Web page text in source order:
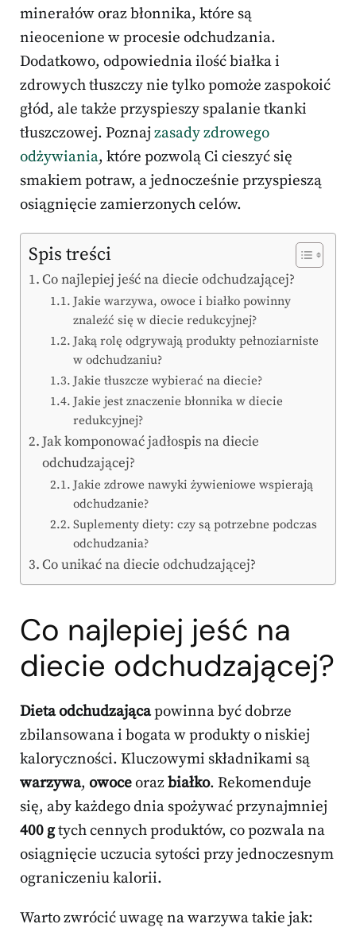
minerałów oraz błonnika, które są
nieocenione w procesie odchudzania.
Dodatkowo, odpowiednia ilość białka i
zdrowych tłuszczy nie tylko pomoże zaspokoić
głód, ale także przyspieszy spalanie tkanki
tłuszczowej. Poznajzasady zdrowego
odżywiania, które pozwolą Ci cieszyć się
smakiem potraw, a jednocześnie przyspieszą
osiągnięcie zamierzonych celów.
Spis treści
Co najlepiej jeść na diecie odchudzającej?
Jakie warzywa, owoce i białko powinny
znaleźć się w diecie redukcyjnej?
Jaką rolę odgrywają produkty pełnoziarniste
w odchudzaniu?
Jakie tłuszcze wybierać na diecie?
Jakie jest znaczenie błonnika w diecie
redukcyjnej?
Jak komponować jadłospis na diecie
odchudzającej?
Jakie zdrowe nawyki żywieniowe wspierają
odchudzanie?
Suplementy diety: czy są potrzebne podczas
odchudzania?
Co unikać na diecie odchudzającej?
Co najlepiej jeść na
diecie odchudzającej?
Dieta odchudzającapowinna być dobrze
zbilansowana i bogata w produkty o niskiej
kaloryczności. Kluczowymi składnikami są
warzywa, owoceorazbiałko. Rekomenduje
się, aby każdego dnia spożywać przynajmniej
400 gtych cennych produktów, co pozwala na
osiągnięcie uczucia sytości przy jednoczesnym
ograniczeniu kalorii.
Warto zwrócić uwagę na warzywa takie jak: